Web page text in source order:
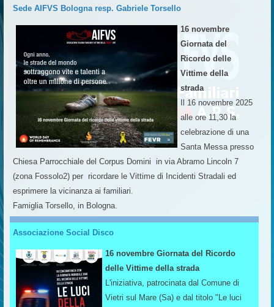
Sede AIFVS Bologna resp. Gabriele Torsello
16 novembre
Giornata del
Ricordo delle
Vittime della
strada
Il 16 novembre 2025
alle ore 11,30 la
celebrazione di una
Santa Messa presso
Chiesa Parrocchiale del Corpus Domini in via Abramo Lincoln 7
(zona Fossolo2) per ricordare le Vittime di Incidenti Stradali ed
esprimere la vicinanza ai familiari.
Famiglia Torsello, in Bologna.
Associazione Social Disco
16 novembre Giornata del Ricordo
delle Vittime della strada
L'iniziativa, patrocinata dal Comune di
Vietri sul Mare (Sa) e dal titolo "Le luci